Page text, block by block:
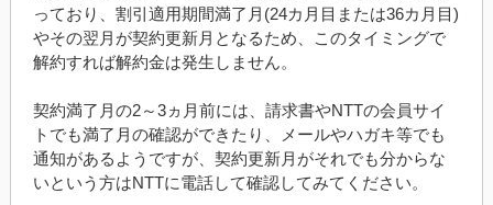
っており、割引適用期間満了月(24カ月目または36カ月目)
やその翌月が契約更新月となるため、このタイミングで
解約すれば解約金は発生しません。
契約満了月の2～3ヵ月前には、請求書やNTTの会員サイ
トでも満了月の確認ができたり、メールやハガキ等でも
通知があるようですが、契約更新月がそれでも分からな
いという方はNTTに電話して確認してみてください。